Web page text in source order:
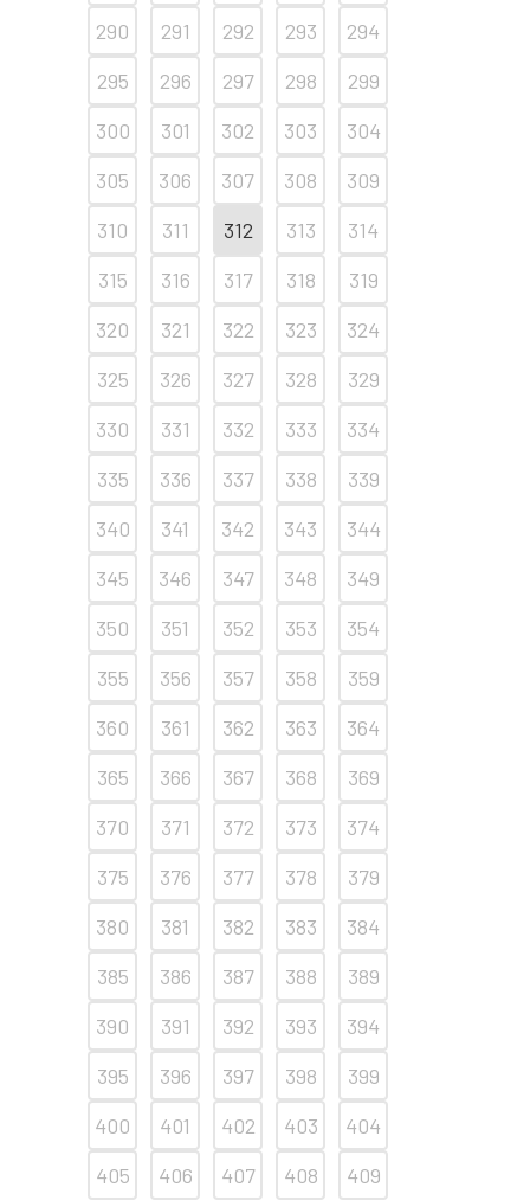
290
291 292 293
294
295
296 297 298
299
300
301 302 303
304
305
306 307 308
309
310
311 312 313
314
315
316 317 318
319
320
321 322 323
324
325
326 327 328
329
330
331 332 333
334
335
336 337 338
339
340
341 342 343
344
345
346 347 348
349
350
351 352 353
354
355
356 357 358
359
360
361 362 363
364
365
366 367 368
369
370
371 372 373
374
375
376 377 378
379
380
381 382 383
384
385
386 387 388
389
390
391 392 393
394
395
396 397 398
399
400
401 402 403
404
405
406 407 408 409